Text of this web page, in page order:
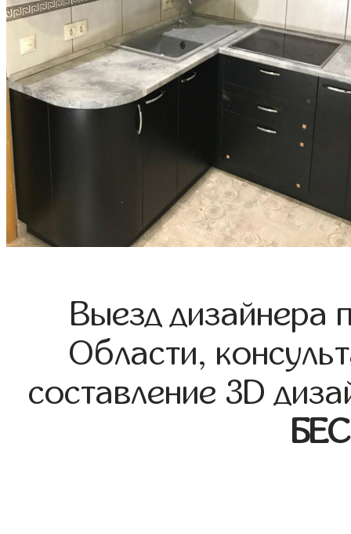
Выезд дизайнера
Области,
составление 3D